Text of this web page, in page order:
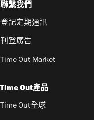
聯繫我們
登記定期通訊
刊登廣告
Time Out Market
Time Out產品
Time Out全球